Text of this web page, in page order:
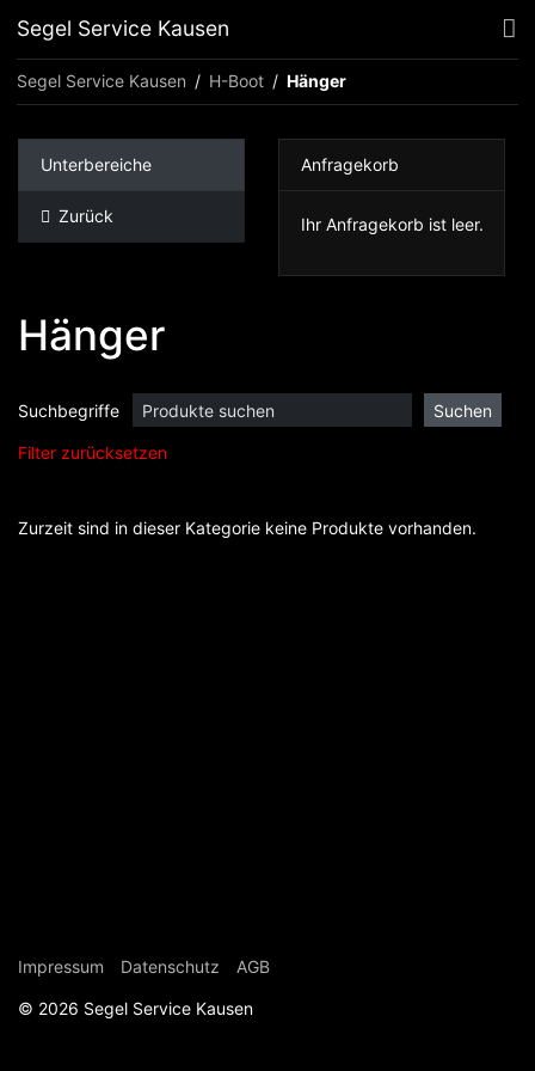
Segel Service Kausen
Segel Service Kausen H-Boot Hänger
Hänger
Suchbegriffe
Filter zurücksetzen
Zurzeit sind in dieser Kategorie keine Produkte vorhanden.
Unterbereiche
Zurück
Anfragekorb
Ihr Anfragekorb ist leer.
Navigation überspringen
Impressum Datenschutz AGB
© 2026 Segel Service Kausen